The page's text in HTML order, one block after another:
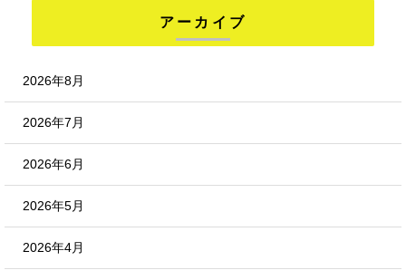
アーカイブ
2026年8月
2026年7月
2026年6月
2026年5月
2026年4月